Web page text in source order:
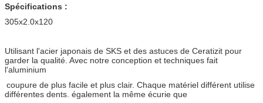
Spécifications :
305x2.0x120
Utilisant l'acier japonais de SKS et des astuces de Ceratizit pour
garder la qualité. Avec notre conception et techniques fait
l'aluminium
coupure de plus facile et plus clair. Chaque matériel différent utilise
différentes dents. également la même écurie que